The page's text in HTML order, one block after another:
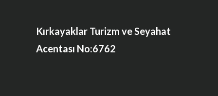
Kırkayaklar Turizm ve Seyahat
Acentası No:6762